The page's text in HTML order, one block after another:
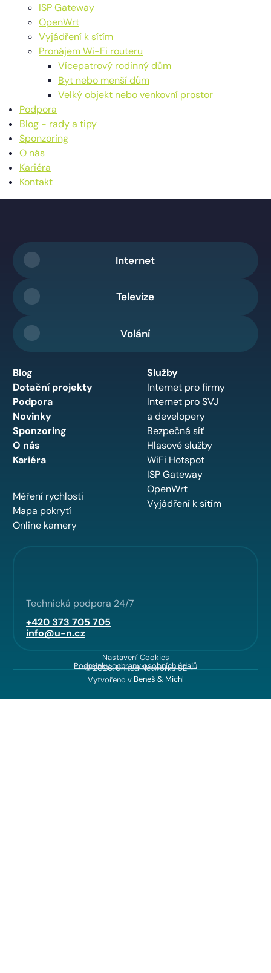
ISP Gateway
OpenWrt
Vyjádření k sítím
Pronájem Wi-Fi routeru
Vícepatrový rodinný dům
Byt nebo menší dům
Velký objekt nebo venkovní prostor
Podpora
Blog - rady a tipy
Sponzoring
O nás
Kariéra
Kontakt
Internet
Televize
Volání
Blog
Dotační projekty
Podpora
Novinky
Sponzoring
O nás
Kariéra
Měření rychlosti
Mapa pokrytí
Online kamery
Služby
Internet pro firmy
Internet pro SVJ
a developery
Bezpečná síť
Hlasové služby
WiFi Hotspot
ISP Gateway
OpenWrt
Vyjádření k sítím
Technická podpora 24/7
+420 373 705 705
info@u-n.cz
Nastavení Cookies
Podmínky ochrany osobních údajů
© 2026, United Networks SE
Vytvořeno v Beneš & Michl